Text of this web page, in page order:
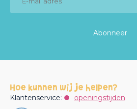
Abonneer
Hoe kunnen wij je helpen?
Klantenservice:
openingstijden